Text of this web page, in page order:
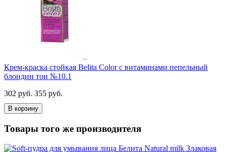
Крем-краска стойкая Belita Сolor с витаминами пепельный
блондин тон №10.1
302 руб. 355 руб.
В корзину
Товары того же производителя